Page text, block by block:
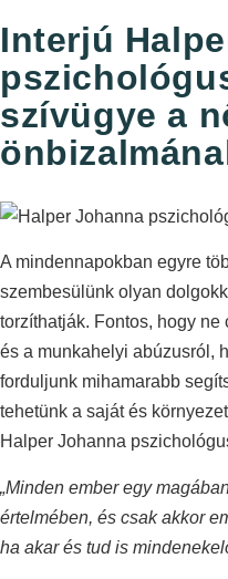
Interjú
szívügye a
A mindennapokban egyre
szembesülünk olyan
torzíthatják. Fontos, hogy
és a munkahelyi abúzusról,
forduljunk mihamarabb
tehetünk a saját és
Halper Johanna
„Minden ember egy
értelmében, és csak akkor
ha akar és tud is